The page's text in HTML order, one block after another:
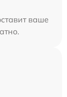
ваше